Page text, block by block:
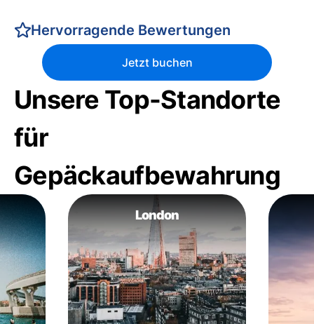
Hervorragende Bewertungen
Jetzt buchen
Unsere Top-Standorte
für
Gepäckaufbewahrung
London